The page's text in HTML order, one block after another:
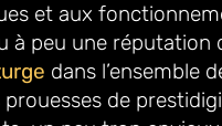
et aux
à peu une réputation
dans l’ensemble
prouesses de